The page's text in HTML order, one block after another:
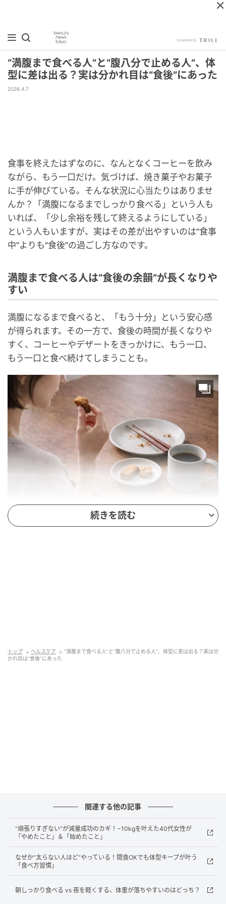
“満腹まで食べる人”と“腹八分で止める人”、体
型に差は出る？実は分かれ目は“食後”にあった
2026.4.7
食事を終えたはずなのに、なんとなくコーヒーを飲み
ながら、もう一口だけ。気づけば、焼き菓子やお菓子
に手が伸びている。そんな状況に心当たりはありませ
んか？「満腹になるまでしっかり食べる」という人も
いれば、「少し余裕を残して終えるようにしている」
という人もいますが、実はその差が出やすいのは“食事
中”よりも“食後”の過ごし方なのです。
満腹まで食べる人は“食後の余韻”が長くなりや
すい
満腹になるまで食べると、「もう十分」という安心感
が得られます。その一方で、食後の時間が長くなりや
すく、コーヒーやデザートをきっかけに、もう一口、
もう一口と食べ続けてしまうことも。
“満腹まで食べる人”と“腹八分で止める人”、体型に差は出る？実は分かれ目
一方で、少し余裕を残して食事を終える人は、「ここ
体型に差が出るかどうかは、食後に何を選ぶか、食事
をどう終わらせるかといった“食後の行動”が積み重な
ることで影響していきます。満腹まで食べること自体
が悪いわけではありません。ただ、そのあとも続いて
しまうかどうか？この小さな違いの積み重ねが体型に
影響してくるのです。
続きを読む
トップ ヘルスケア
“満腹まで食べる人”と“腹八分で止める人”、体型に差は出る？実は分
かれ目は“食後”にあった
関連する他の記事
“頑張りすぎない”が減量成功のカギ！−10kgを叶えた40代女性が
「やめたこと」＆「始めたこと」
なぜか“太らない人ほど”やっている！間食OKでも体型キープが叶う
「食べ方習慣」
朝しっかり食べる vs 夜を軽くする、体重が落ちやすいのはどっち？